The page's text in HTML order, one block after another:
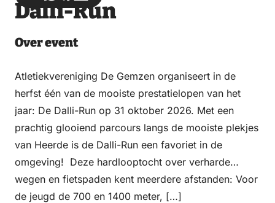
via via on on
Dalli-Run
Over event
Atletiekvereniging De Gemzen organiseert in de
herfst één van de mooiste prestatielopen van het
jaar: De Dalli-Run op 31 oktober 2026. Met een
prachtig glooiend parcours langs de mooiste plekjes
van Heerde is de Dalli-Run een favoriet in de
omgeving! Deze hardlooptocht over verharde
wegen en fietspaden kent meerdere afstanden: Voor
de jeugd de 700 en 1400 meter, […]